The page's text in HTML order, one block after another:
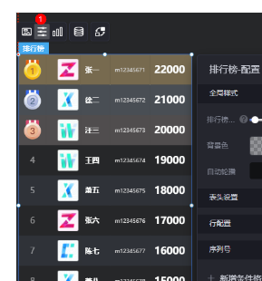
组
件
入
门
图
表
媒
体
文
本